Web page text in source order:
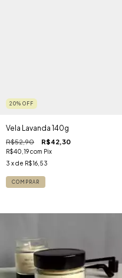
20% OFF
Vela Lavanda 140g
R$52,90 R$42,30
R$40,19com Pix
3 x de R$16,53